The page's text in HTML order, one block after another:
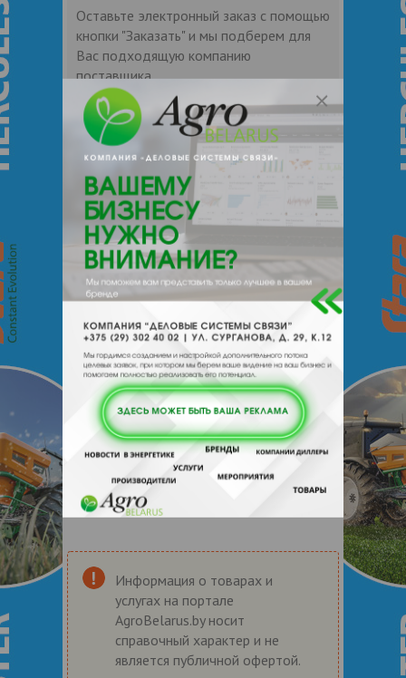
Оставьте электронный заказ с помощью
кнопки "Заказать" и мы подберем для
Вас подходящую компанию
поставщика.
Информация о товарах и
услугах на портале
AgroBelarus.by носит
справочный характер и не
является публичной офертой.